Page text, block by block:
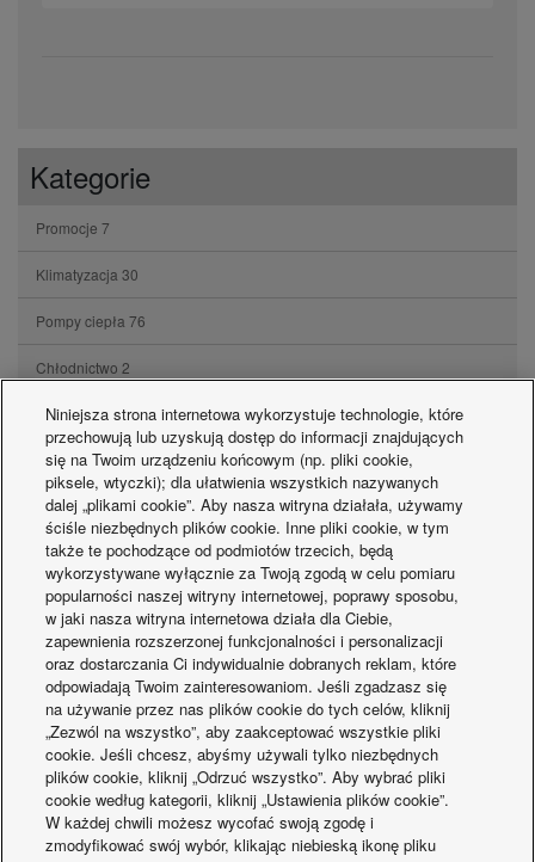
Kategorie
Promocje 7
Klimatyzacja 30
Pompy ciepła 76
Chłodnictwo 2
Inne47
Posty
14-07-2026 Klimatyzacja ścienna — jak działa i dla kogo jest idealna?
14-07-2026 Montaż klimatyzacji — co warto wiedzieć przed instalacją?
14-07-2026 Klimatyzacja do pokoju – jak wybrać i zamontować
urządzenie, aby cieszyć się chłodem?
10-06-2026 Chłodzenie pompą ciepła – rodzaje, wydajność i dystrybucja
chłodu
08-06-2026 Ulga termomodernizacyjna – pompa ciepła, fotowoltaika i
ocieplenie w jednym odliczeniu
Niniejsza strona internetowa wykorzystuje technologie, które
przechowują lub uzyskują dostęp do informacji znajdujących
się na Twoim urządzeniu końcowym (np. pliki cookie,
piksele, wtyczki); dla ułatwienia wszystkich nazywanych
dalej „plikami cookie”. Aby nasza witryna działała, używamy
ściśle niezbędnych plików cookie. Inne pliki cookie, w tym
także te pochodzące od podmiotów trzecich, będą
wykorzystywane wyłącznie za Twoją zgodą w celu pomiaru
popularności naszej witryny internetowej, poprawy sposobu,
w jaki nasza witryna internetowa działa dla Ciebie,
zapewnienia rozszerzonej funkcjonalności i personalizacji
oraz dostarczania Ci indywidualnie dobranych reklam, które
odpowiadają Twoim zainteresowaniom. Jeśli zgadzasz się
na używanie przez nas plików cookie do tych celów, kliknij
„Zezwól na wszystko”, aby zaakceptować wszystkie pliki
cookie. Jeśli chcesz, abyśmy używali tylko niezbędnych
plików cookie, kliknij „Odrzuć wszystko”. Aby wybrać pliki
cookie według kategorii, kliknij „Ustawienia plików cookie”.
W każdej chwili możesz wycofać swoją zgodę i
zmodyfikować swój wybór, klikając niebieską ikonę pliku